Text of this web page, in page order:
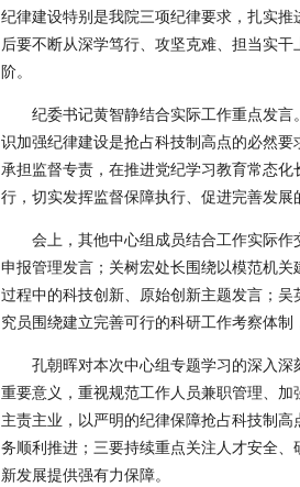
纪律建设特别是我院三项纪律要求，扎实
后要不断从深学笃行、攻坚克难、担当实
阶。
纪委书记黄智静结合实际工作重点发
识加强纪律建设是抢占科技制高点的必然
承担监督专责，在推进党纪学习教育常态
行，切实发挥监督保障执行、促进完善发展
会上，其他中心组成员结合工作实际
申报管理发言；关树宏处长围绕以模范机
过程中的科技创新、原始创新主题发言；
究员围绕建立完善可行的科研工作考察体
孔朝晖对本次中心组专题学习的深入
重要意义，重视规范工作人员兼职管理、
主责主业，以严明的纪律保障抢占科技制
务顺利推进；三要持续重点关注人才安全
新发展提供强有力保障。